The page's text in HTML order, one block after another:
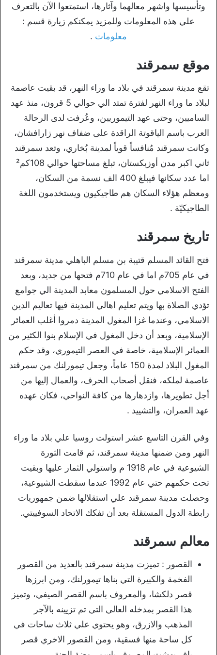
وتأسيسها واشهر معالهما وآثارها، استمتعوا الآن بالتعرف
علي هذه المعلومات وللمزيد يمكنكم زيارة قسم :
معلومات .
موقع سمرقند
تقع مدينة سمرقند في بلاد ما وراء النهر، قد بقيت عاصمة
لبلاد ما وراء النهر لفترة تمتد الي حوالي 5 قرون، منذ عهد
الساميين، وحتى عهد التيموريين، وعُرفت لدى الرحالة
العرب باسم الياقوتة الراقدة على ضفاف نهر زارافشان،
وكانت سمرقند مُنافساً قوياً لمدينة بُخاري، وتعد سمرقند
ثاني اكبر مدن أوزبكستان، تبلغ مساحتها حوالي 108كم²
اما عدد سكانها فيبلغ 400 الف نسمة من السكان،
ومعظم هؤلاء السكان هم طاجيكيون ويستخدمون اللغة
الطاجيكيّة .
تاريخ سمرقند
فتح القائد المسلم قتيبة بن مسلم الباهلي مدينة سمرقند
في عام 705م اما في عام 710م فتحها من جديد، وبعد
الفتح الاسلامي حول المسلمون معابد المدينة الي جوامع
تؤدي الصلاة بها ويتم تعليم اهالي المدينة فيها تعاليم الدين
الاسلامي، وعندما غزا المغول المدينة دمروا أغلب العمائر
الإسلامية، وبعد أن دخل المغول في الإسلام بنوا الكثير من
العمائر الإسلامية، خاصة في العصر التيموري، وقد حكم
المغول البلاد لمدة 150 عاماً، وجعل تيمورلنك من سمرقند
عاصمة لملكه، فنقل أصحاب الحرف، والعمال إليها من
أجل تطويرها، وازدهارها من كافة النواحي، فكان عهده
عهد العمران، والتشييد .
وفي القرن التاسع عشر استولت روسيا علي بلاد ما وراء
النهر ومن ضمنها مدينة سمرقند، ثم قامت الثورة
الشيوعية في عام 1918 م واستولي الثمار عليها وبقيت
تحت حكمهم حتي عام 1992 عندما سقطت الشيوعية،
وحصلت مدينة سمرقند علي استقلالها ضمن جمهوريات
رابطة الدول المستقلة بعد أن تفكك الاتحاد السوفييتي.
معالم سمرقند
القصور : تميزت مدينة سمرقند بالعديد من القصور
الفخمة والكبيرة التي بناها تيمورلنك، ومن ابرزها
قصر دلكشا، والمعروف باسم القصر الصيفي، وتميز
هذا القصر بمدخله العالي التي تم تزيينه بالآجر
المذهب والازرق، وهو يحتوي علي ثلاث ساحات في
كل ساحة منها فسقية، ومن القصور الاخري قصر